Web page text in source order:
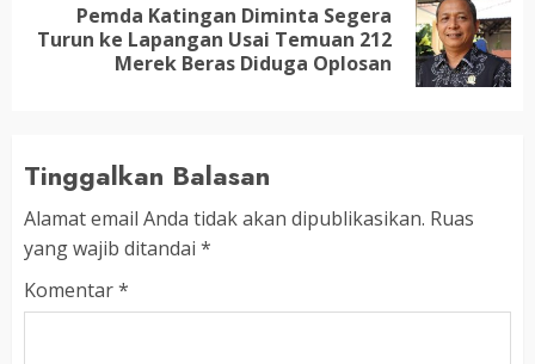
Next
Pemda Katingan Diminta Segera
Turun ke Lapangan Usai Temuan 212
Merek Beras Diduga Oplosan
Tinggalkan Balasan
Alamat email Anda tidak akan dipublikasikan. Ruas
yang wajib ditandai *
Komentar*